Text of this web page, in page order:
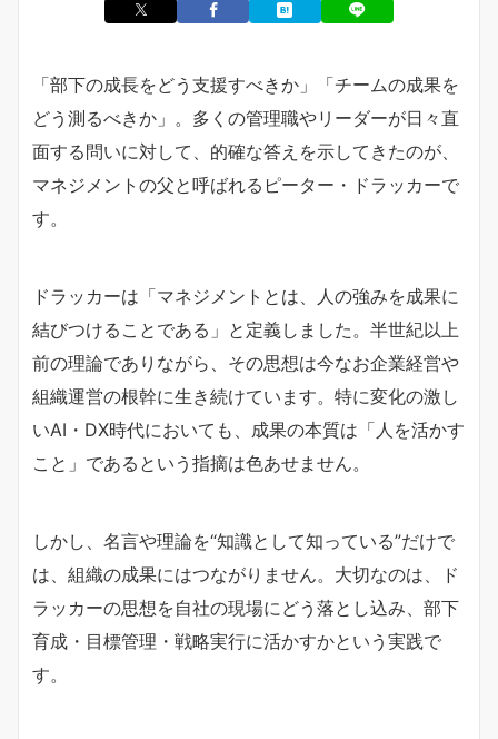
「部下の成長をどう支援すべきか」「チームの成果を
どう測るべきか」。多くの管理職やリーダーが日々直
面する問いに対して、的確な答えを示してきたのが、
マネジメントの父と呼ばれるピーター・ドラッカーで
す。
ドラッカーは「マネジメントとは、人の強みを成果に
結びつけることである」と定義しました。半世紀以上
前の理論でありながら、その思想は今なお企業経営や
組織運営の根幹に生き続けています。特に変化の激し
いAI・DX時代においても、成果の本質は「人を活かす
こと」であるという指摘は色あせません。
しかし、名言や理論を“知識として知っている”だけで
は、組織の成果にはつながりません。大切なのは、ド
ラッカーの思想を自社の現場にどう落とし込み、部下
育成・目標管理・戦略実行に活かすかという実践で
す。